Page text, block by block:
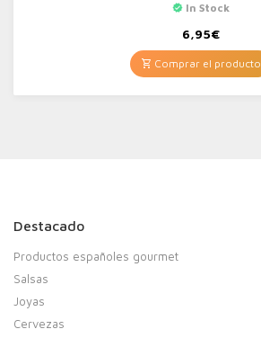
In Stock
6,95€
Comprar el producto
Destacado
Productos españoles gourmet
Salsas
Joyas
Cervezas